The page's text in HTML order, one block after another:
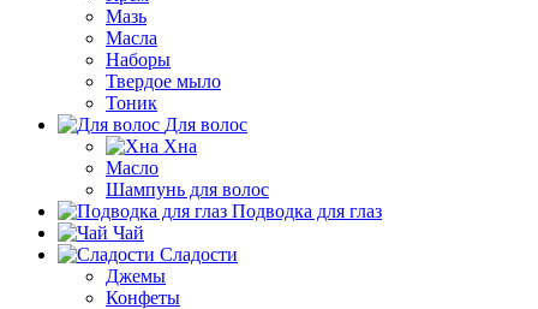
Мазь
Масла
Наборы
Твердое мыло
Тоник
Для волос
Хна
Масло
Шампунь для волос
Подводка для глаз
Чай
Сладости
Джемы
Конфеты